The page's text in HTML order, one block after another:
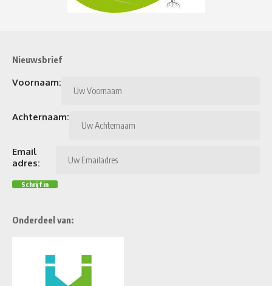
Nieuwsbrief
Voornaam:
Achternaam:
Email
adres:
Onderdeel van: